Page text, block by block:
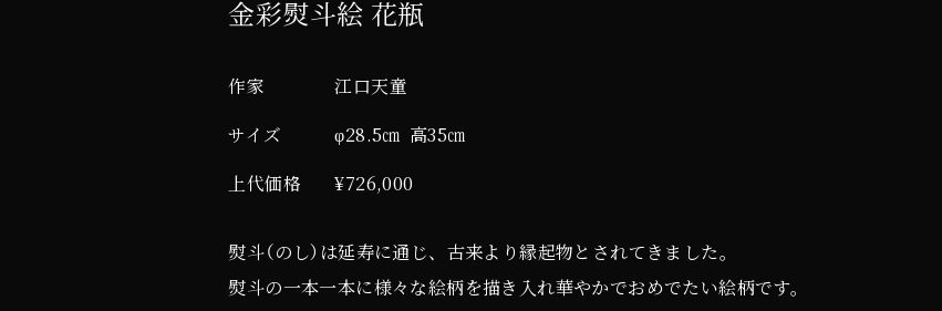
金彩熨斗絵 花瓶
作家
江口天童
サイズ
φ28.5㎝ 高35㎝
上代価格
¥726,000
熨斗（のし）は延寿に通じ、古来より縁起物とされてきました。
熨斗の一本一本に様々な絵柄を描き入れ華やかでおめでたい絵柄です。